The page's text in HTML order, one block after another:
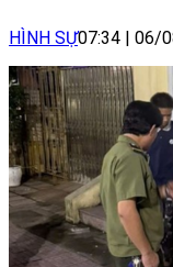
HÌNH SỰ07:34 06/